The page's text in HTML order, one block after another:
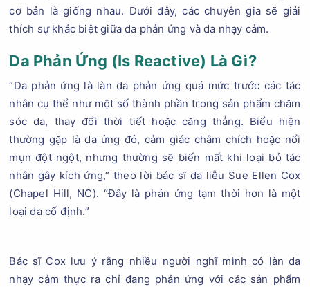
cơ bản là giống nhau. Dưới đây, các chuyên gia sẽ giải
thích sự khác biệt giữa da phản ứng và da nhạy cảm.
Da Phản Ứng (Is Reactive) Là Gì?
“Da phản ứng là làn da phản ứng quá mức trước các tác
nhân cụ thể như một số thành phần trong sản phẩm chăm
sóc da, thay đổi thời tiết hoặc căng thẳng. Biểu hiện
thường gặp là da ửng đỏ, cảm giác châm chích hoặc nổi
mụn đột ngột, nhưng thường sẽ biến mất khi loại bỏ tác
nhân gây kích ứng,” theo lời bác sĩ da liễu Sue Ellen Cox
(Chapel Hill, NC). “Đây là phản ứng tạm thời hơn là một
loại da cố định.”
Bác sĩ Cox lưu ý rằng nhiều người nghĩ mình có làn da
nhạy cảm thực ra chỉ đang phản ứng với các sản phẩm